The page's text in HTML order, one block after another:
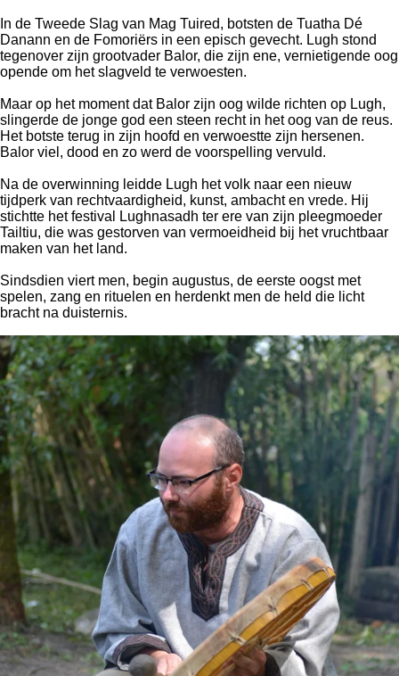
In de Tweede Slag van Mag Tuired, botsten de Tuatha Dé
Danann en de Fomoriërs in een episch gevecht. Lugh stond
tegenover zijn grootvader Balor, die zijn ene, vernietigende oog
opende om het slagveld te verwoesten.
Maar op het moment dat Balor zijn oog wilde richten op Lugh,
slingerde de jonge god een steen recht in het oog van de reus.
Het botste terug in zijn hoofd en verwoestte zijn hersenen.
Balor viel, dood en zo werd de voorspelling vervuld.
Na de overwinning leidde Lugh het volk naar een nieuw
tijdperk van rechtvaardigheid, kunst, ambacht en vrede. Hij
stichtte het festival Lughnasadh ter ere van zijn pleegmoeder
Tailtiu, die was gestorven van vermoeidheid bij het vruchtbaar
maken van het land.
Sindsdien viert men, begin augustus, de eerste oogst met
spelen, zang en rituelen en herdenkt men de held die licht
bracht na duisternis.